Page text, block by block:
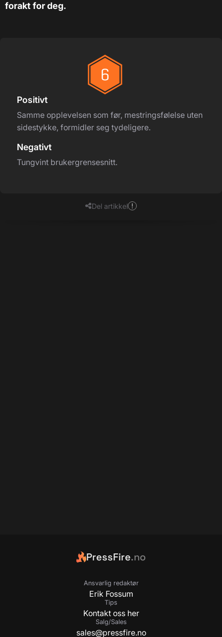
forakt for deg.
Positivt
Samme opplevelsen som før, mestringsfølelse uten
sidestykke, formidler seg tydeligere.
Negativt
Tungvint brukergrensesnitt.
Del artikkel
PressFire.no
Ansvarlig redaktør
Erik Fossum
Tips
Kontakt oss her
Salg/Sales
sales@pressfire.no